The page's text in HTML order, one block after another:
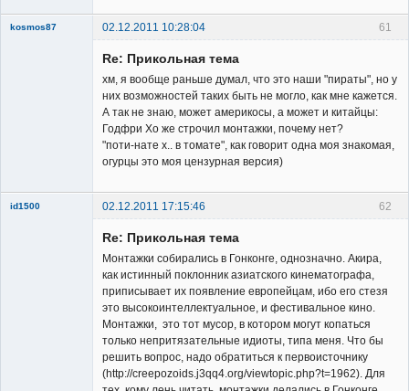
61
kosmos87 02.12.2011 10:28:04
Re: Прикольная тема
хм, я вообще раньше думал, что это наши "пираты", но у
них возможностей таких быть не могло, как мне кажется.
А так не знаю, может америкосы, а может и китайцы:
Годфри Хо же строчил монтажки, почему нет?
"поти-нате х.. в томате", как говорит одна моя знакомая,
огурцы это моя цензурная версия)
62
id1500
02.12.2011 17:15:46
Re: Прикольная тема
Монтажки собирались в Гонконге, однозначно. Акира,
как истинный поклонник азиатского кинематографа,
приписывает их появление европейцам, ибо его стезя
это высокоинтеллектуальное, и фестивальное кино.
Монтажки, это тот мусор, в котором могут копаться
только непритязательные идиоты, типа меня. Что бы
решить вопрос, надо обратиться к первоисточнику
(http://creepozoids.j3qq4.org/viewtopic.php?t=1962). Для